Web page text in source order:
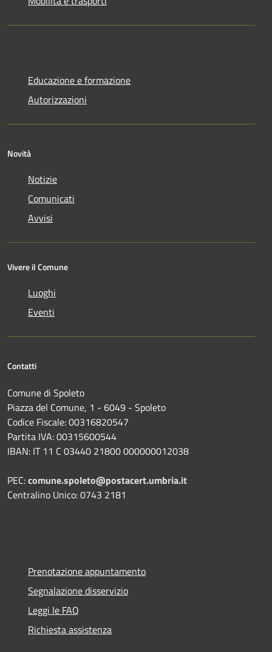
Educazione e formazione
Autorizzazioni
Novità
Notizie
Comunicati
Avvisi
Vivere il Comune
Luoghi
Eventi
Contatti
Comune di Spoleto
Piazza del Comune, 1 - 6049 - Spoleto
Codice Fiscale: 00316820547
Partita IVA: 00315600544
IBAN: IT 11 C 03440 21800 000000012038
PEC:comune.spoleto@postacert.umbria.it
Centralino Unico: 0743 2181
Prenotazione appuntamento
Segnalazione disservizio
Leggi le FAQ
Richiesta assistenza